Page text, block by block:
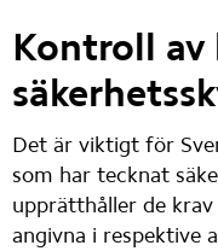
Kontroll av
Det är viktigt för
som har tecknat
upprätthåller de
angivna i respektive